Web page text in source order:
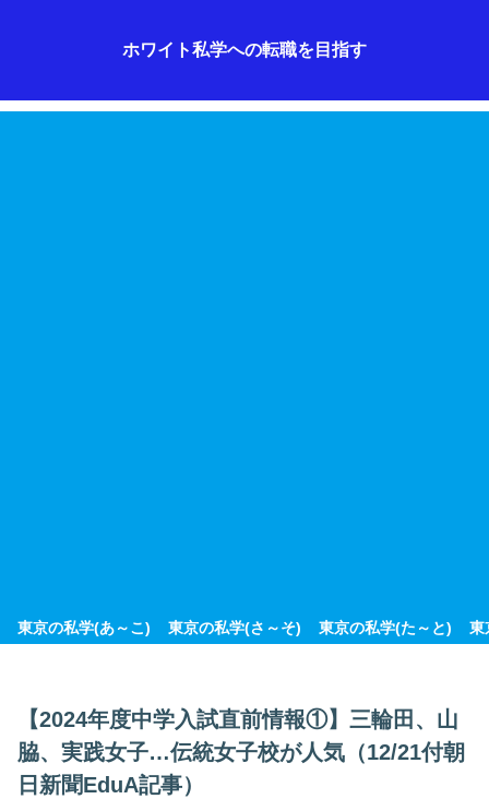
ホワイト私学への転職を目指す
東京の私学(あ～こ) 東京の私学(さ～そ) 東京の私学(た～と) 東
【2024年度中学入試直前情報①】三輪田、山
脇、実践女子…伝統女子校が人気（12/21付朝
日新聞EduA記事）